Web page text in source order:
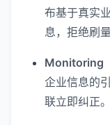
布基于真实
息，拒绝刷
Monitoring
企业信息的
联立即纠正。